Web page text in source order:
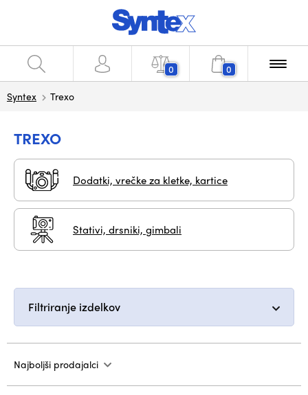
0 0
Syntex Trexo
TREXO
Dodatki, vrečke za kletke, kartice
Stativi, drsniki, gimbali
Filtriranje izdelkov
Najboljši prodajalci